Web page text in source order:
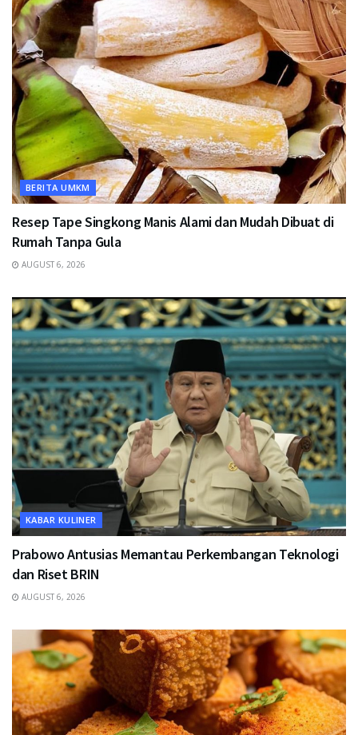
BERITA UMKM
Resep Tape Singkong Manis Alami dan Mudah Dibuat di
Rumah Tanpa Gula
AUGUST 6, 2026
KABAR KULINER
Prabowo Antusias Memantau Perkembangan Teknologi
dan Riset BRIN
AUGUST 6, 2026